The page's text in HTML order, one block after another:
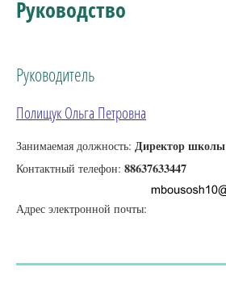
Руководство
Руководитель
Полищук Ольга Петровна
Занимаемая должность: Директор школы
Контактный телефон: 88637633447
Адрес электронной почты: